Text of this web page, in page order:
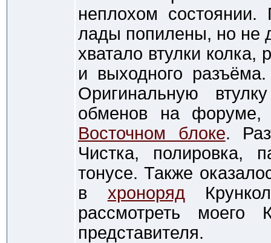
неплохом
лады попилены, но не
хватало втулки колка,
и выходного
Оригинальную
обменов на
Восточном блоке.
Чистка, полировка,
тонусе. Также
в хроноряд
рассмотреть моего
представителя.